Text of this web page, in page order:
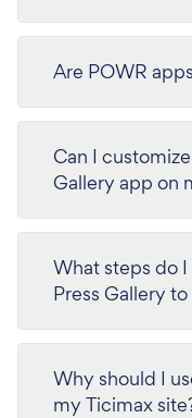
Are POWR
Can I
Gallery app on
What steps do
Press Gallery
Why should I
my Ticimax